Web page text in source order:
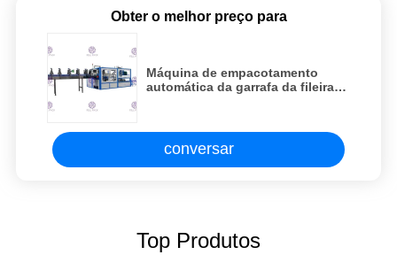
Obter o melhor preço para
Máquina de empacotamento
automática da garrafa da fileira
conversar
Top Produtos